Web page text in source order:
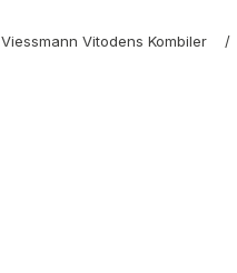
Viessmann Vitodens Kombiler